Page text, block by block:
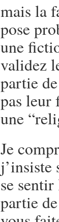
mais la
pose
une
validez
partie
pas leur
une
Je
j’insiste
se
partie